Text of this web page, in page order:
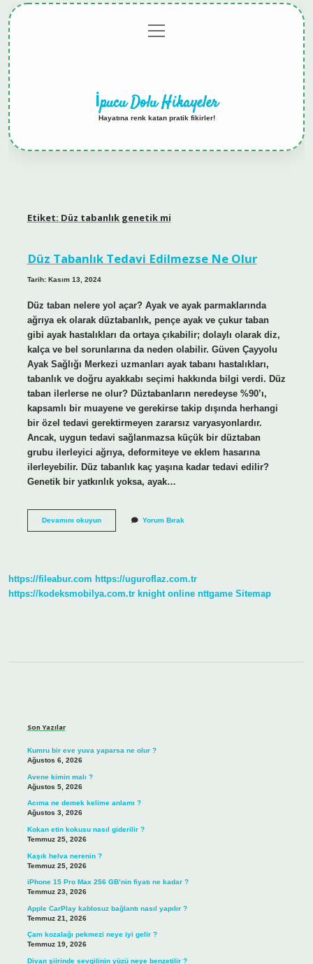
menüyü
aç
İpucu Dolu Hikayeler
Hayatına renk katan pratik fikirler!
Etiket: Düz tabanlık genetik mi
Düz Tabanlık Tedavi Edilmezse Ne Olur
Tarih: Kasım 13, 2024
Düz taban nelere yol açar? Ayak ve ayak parmaklarında
ağrıya ek olarak düztabanlık, pençe ayak ve çukur taban
gibi ayak hastalıkları da ortaya çıkabilir; dolaylı olarak diz,
kalça ve bel sorunlarına da neden olabilir. Güven Çayyolu
Ayak Sağlığı Merkezi uzmanları ayak tabanı hastalıkları,
tabanlık ve doğru ayakkabı seçimi hakkında bilgi verdi. Düz
taban ilerlerse ne olur? Düztabanların neredeyse %90’ı,
kapsamlı bir muayene ve gerekirse takip dışında herhangi
bir özel tedavi gerektirmeyen zararsız varyasyonlardır.
Ancak, uygun tedavi sağlanmazsa küçük bir düztaban
grubu ilerleyici ağrıya, deformiteye ve eklem hasarına
ilerleyebilir. Düz tabanlık kaç yaşına kadar tedavi edilir?
Genetik bir yatkınlık yoksa, ayak…
Devamını okuyunDüz
Yorum Bırak
https://fileabur.com https://uguroflaz.com.tr
https://kodeksmobilya.com.tr knight online nttgame Sitemap
Son Yazılar
Kumru bir eve yuva yaparsa ne olur ?
Ağustos 6, 2026
Avene kimin malı ?
Ağustos 5, 2026
Acıma ne demek kelime anlamı ?
Ağustos 3, 2026
Kokan etin kokusu nasıl giderilir ?
Temmuz 25, 2026
Kaşık helva nerenin ?
Temmuz 25, 2026
iPhone 15 Pro Max 256 GB’nin fiyatı ne kadar ?
Temmuz 23, 2026
Apple CarPlay kablosuz bağlantı nasıl yapılır ?
Temmuz 21, 2026
Çam kozalağı pekmezi neye iyi gelir ?
Temmuz 19, 2026
Divan şiirinde sevgilinin yüzü neye benzetilir ?